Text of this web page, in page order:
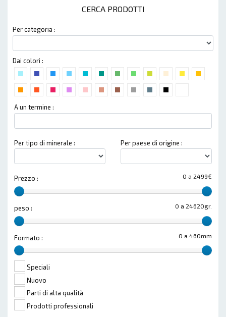
CERCA PRODOTTI
Per categoria :
Dai colori :
A un termine :
Per tipo di minerale : Per paese di origine :
0 a 2499€
Prezzo :
0 a 24620gr.
peso :
0 a 460mm
Formato :
Speciali
Nuovo
Parti di alta qualità
Prodotti professionali